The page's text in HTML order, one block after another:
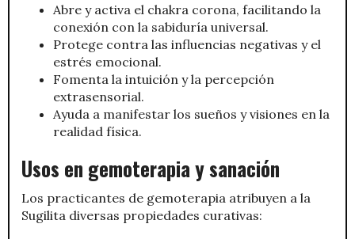
Abre y activa el chakra corona, facilitando la
conexión con la sabiduría universal.
Protege contra las influencias negativas y el
estrés emocional.
Fomenta la intuición y la percepción
extrasensorial.
Ayuda a manifestar los sueños y visiones en la
realidad física.
Usos en gemoterapia y sanación
Los practicantes de gemoterapia atribuyen a la
Sugilita diversas propiedades curativas: